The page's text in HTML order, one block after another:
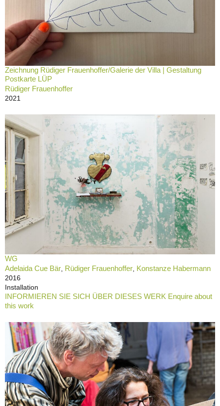
Zeichnung Rüdiger Frauenhoffer/Galerie der Villa | Gestaltung
Postkarte LÜP
Rüdiger Frauenhoffer
2021
WG
Adelaida Cue Bär, Rüdiger Frauenhoffer, Konstanze Habermann
2016
Installation
INFORMIEREN SIE SICH ÜBER DIESES WERK Enquire about
this work